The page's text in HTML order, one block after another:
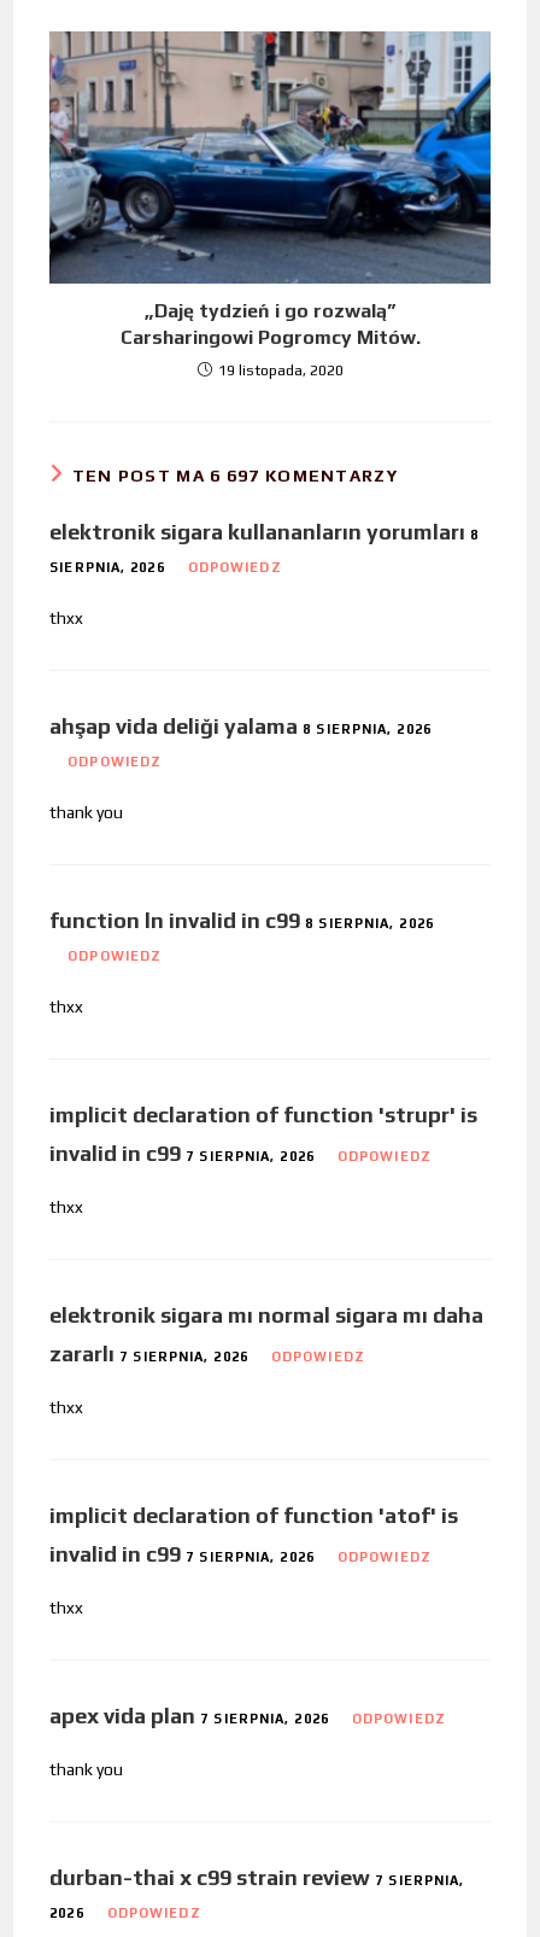
„Daję tydzień i go rozwalą”
Carsharingowi Pogromcy Mitów.
19 listopada, 2020
TEN POST MA 6 697 KOMENTARZY
elektronik sigara kullananların yorumları 8
SIERPNIA, 2026 ODPOWIEDZ
thxx
ahşap vida deliği yalama 8 SIERPNIA, 2026
ODPOWIEDZ
thank you
function ln invalid in c99 8 SIERPNIA, 2026
ODPOWIEDZ
thxx
implicit declaration of function 'strupr' is
invalid in c99 7 SIERPNIA, 2026 ODPOWIEDZ
thxx
elektronik sigara mı normal sigara mı daha
zararlı 7 SIERPNIA, 2026 ODPOWIEDZ
thxx
implicit declaration of function 'atof' is
invalid in c99 7 SIERPNIA, 2026 ODPOWIEDZ
thxx
apex vida plan 7 SIERPNIA, 2026 ODPOWIEDZ
thank you
durban-thai x c99 strain review 7 SIERPNIA,
2026 ODPOWIEDZ